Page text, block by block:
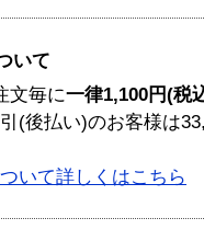
いて
文毎に一律1,100円(税
(後払い)のお客様は
いて詳しくはこちら